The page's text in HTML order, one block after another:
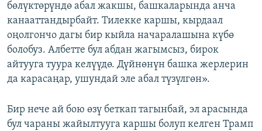
бөлүктөрүндө абал жакшы, башкаларында анча
канааттандырбайт. Тилекке каршы, кырдаал
оңолгончо дагы бир кыйла начаралашына күбө
болобуз. Албетте бул абдан жагымсыз, бирок
айтууга туура келүүдө. Дүйнөнүн башка жерлерин
да карасаңар, ушундай эле абал түзүлгөн».
Бир нече ай бою өзү беткап тагынбай, эл арасында
бул чараны жайылтууга каршы болуп келген Трамп